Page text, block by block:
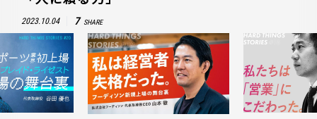
2023.10.04 7 SHARE